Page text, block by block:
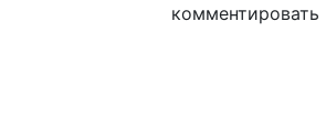
комментировать